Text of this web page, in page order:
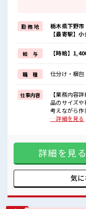
残業は月20時間以上
派手過ぎなければ髪型
(規定有)≪機能的な制服
制服があるので、
毎日の服装の悩み解消
≪未経験でも活躍でき
新しいことにチャレン
しっかり働く環境が整
イチからスキルUP・ス
≪収入アップを目指せ
高時給だらけの派遣の
■職場の雰囲気
少人数ですぐに馴染む
あなたの個性を大事に
一息つける休憩スペー
勤 務 地
栃木県下野市
【最寄駅】
給 与 【時給】
職 種 仕分け・梱
仕事内容
【業務内容
品のサイズや
考えながら
ものを1人で
は月20時間
ぎなければ
制服がある
できる≫ 新し
かり働く環
UP目指して
馴染むこと
ければ髪色
…詳細を見る
詳細を見る
気